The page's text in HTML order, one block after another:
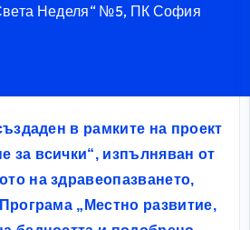
Неделя“ №5, ПК София
в рамките на проект
за всички“, изпълняван от
на здравеопазването,
„Местно развитие,